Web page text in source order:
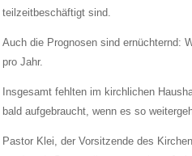
teilzeitbeschäftigt sind.
Auch die Prognosen sind ernüchternd:
pro Jahr.
Insgesamt fehlten im kirchlichen
bald aufgebraucht, wenn es so
Pastor Klei, der Vorsitzende des